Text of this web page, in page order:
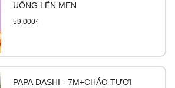
UỐNG LÊN MEN
59.000₫
PAPA DASHI - 7M+CHÁO TƯƠI